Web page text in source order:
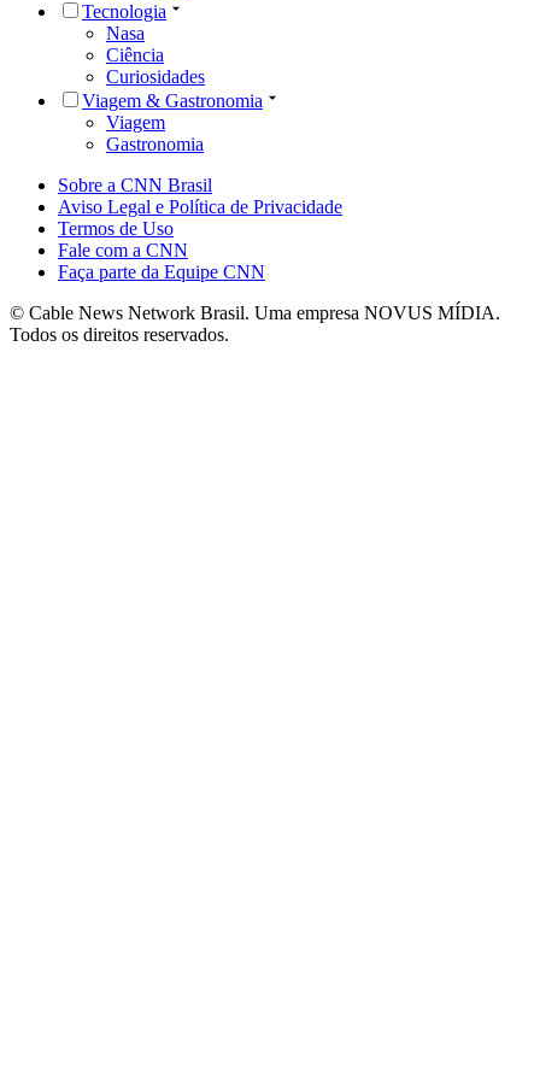
Tecnologia
Nasa
Ciência
Curiosidades
Viagem & Gastronomia
Viagem
Gastronomia
Sobre a CNN Brasil
Aviso Legal e Política de Privacidade
Termos de Uso
Fale com a CNN
Faça parte da Equipe CNN
© Cable News Network Brasil. Uma empresa NOVUS MÍDIA.
Todos os direitos reservados.